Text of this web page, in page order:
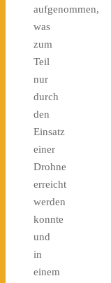
aufgenommen,
was
zum
Teil
nur
durch
den
Einsatz
einer
Drohne
erreicht
werden
konnte
und
in
einem